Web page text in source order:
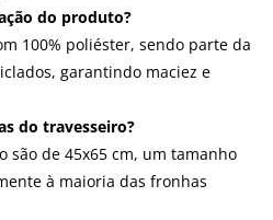
do produto?
100% poliéster, sendo parte da
garantindo maciez e
do travesseiro?
são de 45x65 cm, um tamanho
à maioria das fronhas